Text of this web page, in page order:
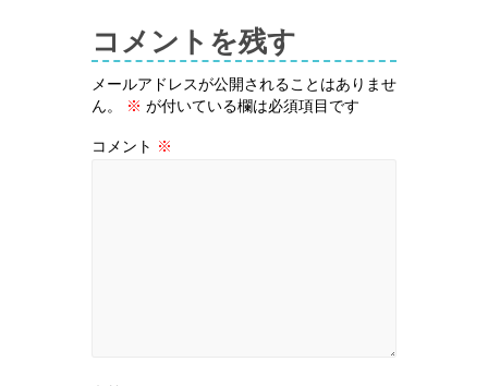
コメントを残す
メールアドレスが公開されることはありませ
ん。
※ が付いている欄は必須項目です
コメント ※